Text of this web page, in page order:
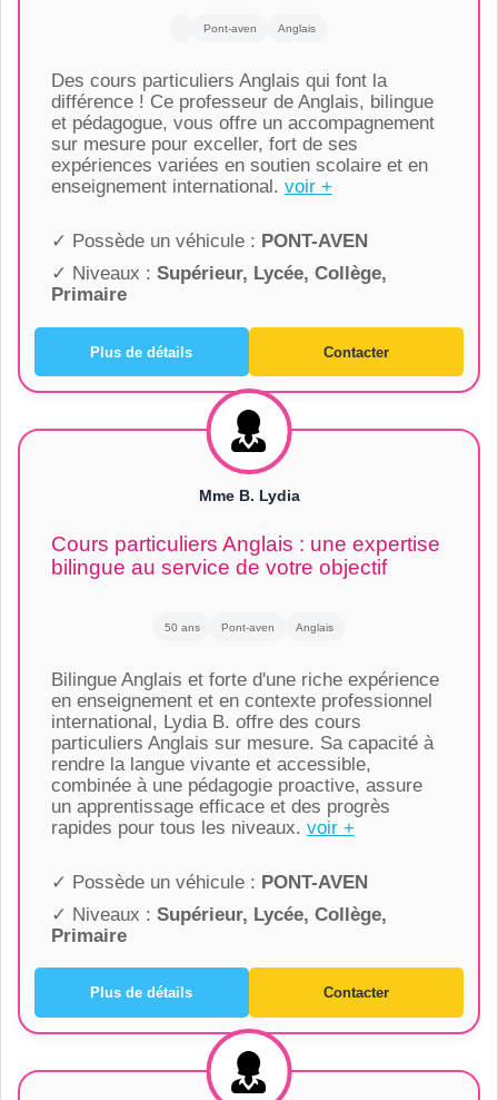
Pont-aven Anglais
Des cours particuliers Anglais qui font la
différence ! Ce professeur de Anglais, bilingue
et pédagogue, vous offre un accompagnement
sur mesure pour exceller, fort de ses
expériences variées en soutien scolaire et en
enseignement international. voir +
✓ Possède un véhicule : PONT-AVEN
✓ Niveaux : Supérieur, Lycée, Collège,
Primaire
Plus de détails Contacter
Mme B. Lydia
Cours particuliers Anglais : une expertise
bilingue au service de votre objectif
50 ans Pont-aven Anglais
Bilingue Anglais et forte d'une riche expérience
en enseignement et en contexte professionnel
international, Lydia B. offre des cours
particuliers Anglais sur mesure. Sa capacité à
rendre la langue vivante et accessible,
combinée à une pédagogie proactive, assure
un apprentissage efficace et des progrès
rapides pour tous les niveaux. voir +
✓ Possède un véhicule : PONT-AVEN
✓ Niveaux : Supérieur, Lycée, Collège,
Primaire
Plus de détails Contacter